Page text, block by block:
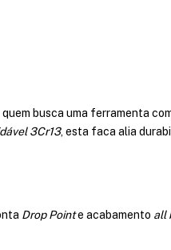
busca uma ferramenta
3Cr13, esta faca alia
Drop Pointe acabamento all